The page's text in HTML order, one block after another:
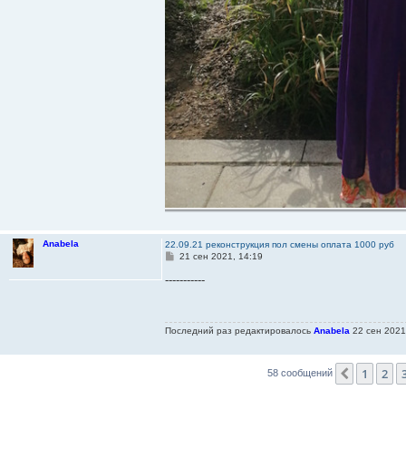
Anabela
22.09.21 реконструкция пол смены оплата 1000 руб
С
н
и
21 сен 2021, 14:19
-----------
Последний раз редактировалосьAnabela 22 сен
58 сообщений Пред.
1 2